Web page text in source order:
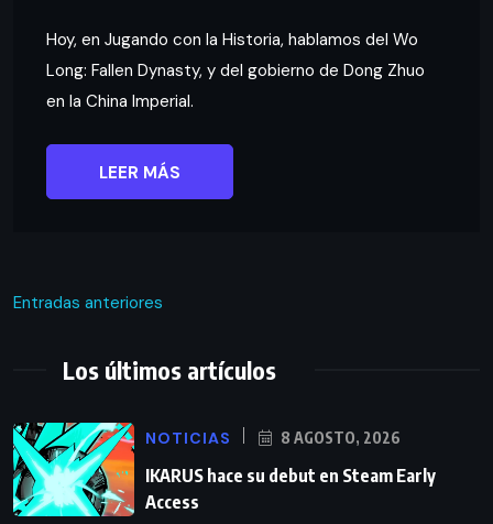
Hoy, en Jugando con la Historia, hablamos del Wo
Long: Fallen Dynasty, y del gobierno de Dong Zhuo
en la China Imperial.
LEER MÁS
Entradas anteriores
Los últimos artículos
NOTICIAS 8 AGOSTO, 2026
IKARUS hace su debut en Steam Early
Access